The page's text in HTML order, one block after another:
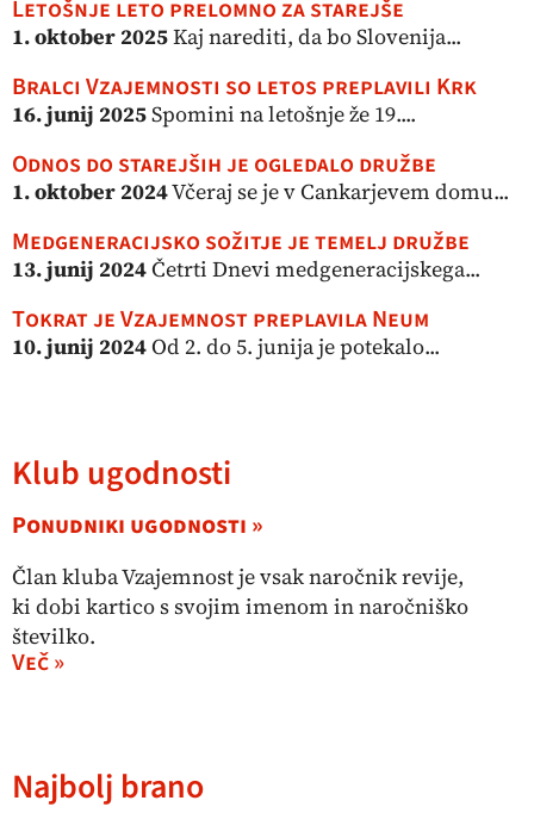
Letošnje leto prelomno za starejše
1. oktober 2025Kaj narediti, da bo Slovenija...
Bralci Vzajemnosti so letos preplavili Krk
16. junij 2025Spomini na letošnje že 19....
Odnos do starejših je ogledalo družbe
1. oktober 2024Včeraj se je v Cankarjevem domu...
Medgeneracijsko sožitje je temelj družbe
13. junij 2024Četrti Dnevi medgeneracijskega...
Tokrat je Vzajemnost preplavila Neum
10. junij 2024Od 2. do 5. junija je potekalo...
Klub ugodnosti
Ponudniki ugodnosti »
Član kluba Vzajemnost je vsak naročnik revije,
ki dobi kartico s svojim imenom in naročniško
številko.
Več »
Najbolj brano